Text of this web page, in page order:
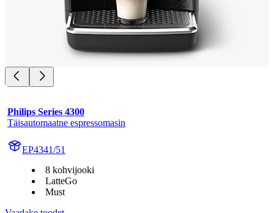
Philips Series 4300
Täisautomaatne espressomasin
EP4341/51
8 kohvijooki
LatteGo
Must